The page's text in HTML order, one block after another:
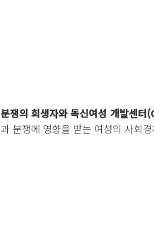
분쟁의 희생자와 독신여성 개발센터
과 분쟁에 영향을 받는 여성의 사회